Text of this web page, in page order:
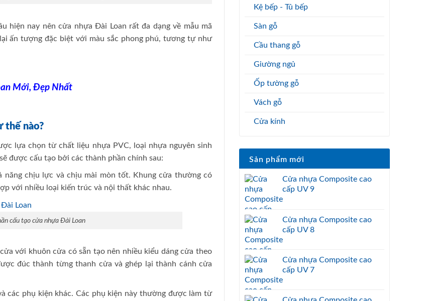
hiện nay nên cửa nhựa Đài Loan rất đa dạng về mẫu mã
ấn tượng đặc biệt với màu sắc phong phú, tương tự như
Mới, Đẹp Nhất
thế nào?
lựa chọn từ chất liệu nhựa PVC, loại nhựa nguyên sinh
được cấu tạo bởi các thành phần chính sau:
chịu lực và chịu mài mòn tốt. Khung cửa thường có
với nhiều loại kiến trúc và nội thất khác nhau.
cấu tạo cửa nhựa Đài Loan
với khuôn cửa có sẵn tạo nên nhiều kiểu dáng cửa theo
đúc thành từng thanh cửa và ghép lại thành cánh cửa
các phụ kiện khác. Các phụ kiện này thường được làm từ
Kệ bếp - Tủ bếp
Sàn gỗ
Cầu thang gỗ
Giường ngủ
Ốp tường gỗ
Vách gỗ
Cửa kính
Sản phẩm mới
Cửa nhựa Composite cao
cấp UV 9
Cửa nhựa Composite cao
cấp UV 8
Cửa nhựa Composite cao
cấp UV 7